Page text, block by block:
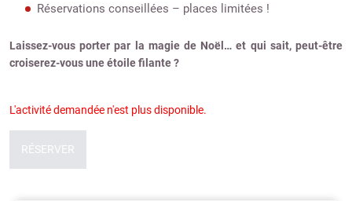
Réservations conseillées – places limitées !
Laissez-vous porter par la magie de Noël… et qui sait, peut-être
croiserez-vous une étoile filante ?
L'activité demandée n'est plus disponible.
RÉSERVER